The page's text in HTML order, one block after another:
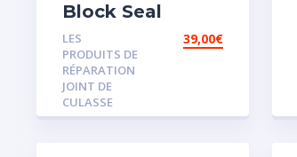
Block Seal
LES
PRODUITS DE
RÉPARATION
JOINT DE
CULASSE
39,00€